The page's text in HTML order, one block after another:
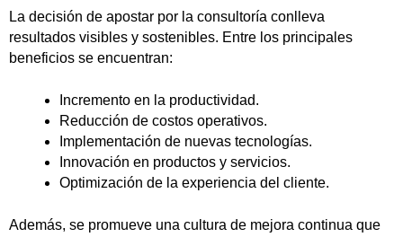
La decisión de apostar por la consultoría conlleva
resultados visibles y sostenibles. Entre los principales
beneficios se encuentran:
Incremento en la productividad.
Reducción de costos operativos.
Implementación de nuevas tecnologías.
Innovación en productos y servicios.
Optimización de la experiencia del cliente.
Además, se promueve una cultura de mejora continua que